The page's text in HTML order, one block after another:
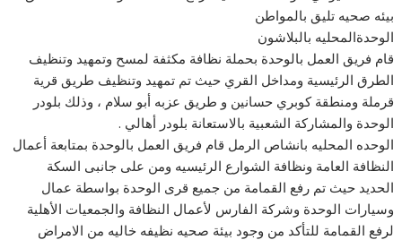
بيئه صحيه تليق بالمواطن
الوحدةالمحليه بالبلاشون
قام فريق العمل بالوحدة بحملة نظافة مكثفة لمسح وتمهيد وتنظيف
الطرق الرئيسية ومداخل القري حيث تم تمهيد وتنظيف طريق قرية
قرملة ومنطقة كوبري حسانين و طريق عزبه أبو سلام ، وذلك بلودر
الوحدة والمشاركة الشعبية بالاستعانة بلودر أهالي .
الوحده المحليه بانشاص الرمل قام فريق العمل بالوحدة بمتابعة أعمال
النظافة العامة ونظافة الشوارع الرئيسيه ومن على جانبى السكة
الحديد حيث تم رفع القمامة من جميع قرى الوحدة بواسطة عمال
وسيارات الوحدة وشركة الفارس لأعمال النظافة والجمعيات الأهلية
لرفع القمامة للتأكد من وجود بيئة صحيه نظيفه خاليه من الامراض